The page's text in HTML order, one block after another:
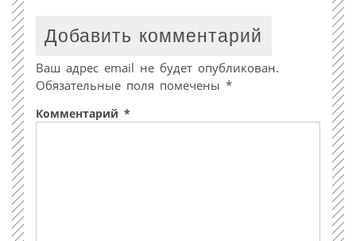
Добавить комментарий
Ваш адрес email не будет опубликован.
Обязательные поля помечены *
Комментарий *